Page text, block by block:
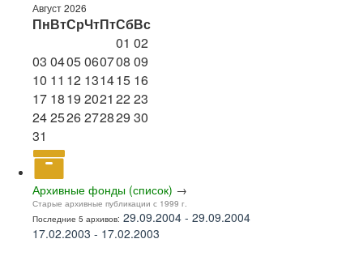
Август 2026
ПнВтСрЧтПтСбВс
01 02
03 0405060708 09
10 11 12 131415 16
17 1819 2021 2223
242526272829 30
31
Архивные фонды (список) →
Старые архивные публикации с 1999 г.
Последние 5 архивов: 29.09.2004 - 29.09.2004
17.02.2003 - 17.02.2003